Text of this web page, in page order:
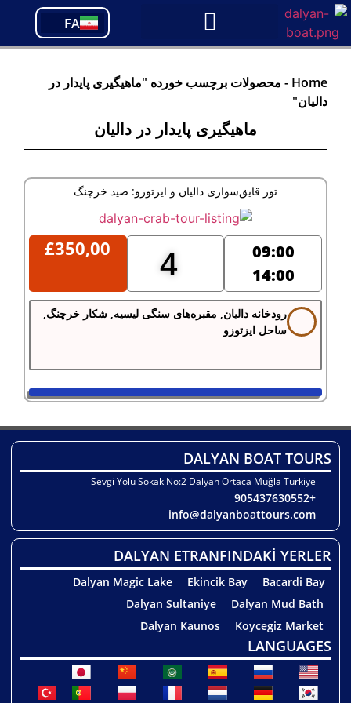
FA
PT
TR
Home
- محصولات برچسب خورده "ماهیگیری پایدار در
دالیان"
ماهیگیری پایدار در دالیان
تور قایق‌سواری دالیان و ایزتوزو: صید خرچنگ
09:00
14:00
4
£350,00
رودخانه دالیان, مقبره‌های سنگی لیسیه, شکار خرچنگ,
ساحل ایزتوزو
DALYAN BOAT TOURS
Sevgi Yolu Sokak No:2 Dalyan Ortaca Muğla Turkiye
+905437630552
info@dalyanboattours.com
DALYAN ETRANFINDAKİ YERLER
Bacardi Bay
Ekincik Bay
Dalyan Magic Lake
Dalyan Mud Bath
Dalyan Sultaniye
Koycegiz Market
Dalyan Kaunos
LANGUAGES